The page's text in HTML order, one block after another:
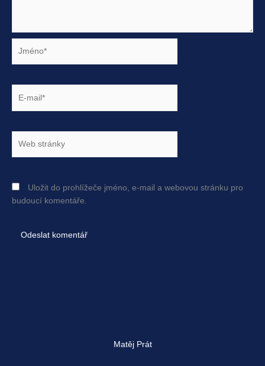
mail*
Uložit do prohlížeče jméno, e-mail a webovou stránku pro
budoucí komentáře.
Matěj Prát